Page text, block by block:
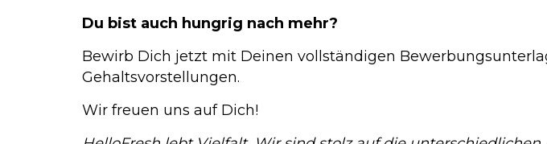
Du bist auch hungrig nach mehr?
Bewirb Dich jetzt mit Deinen vollständigen
Gehaltsvorstellungen.
Wir freuen uns auf Dich!